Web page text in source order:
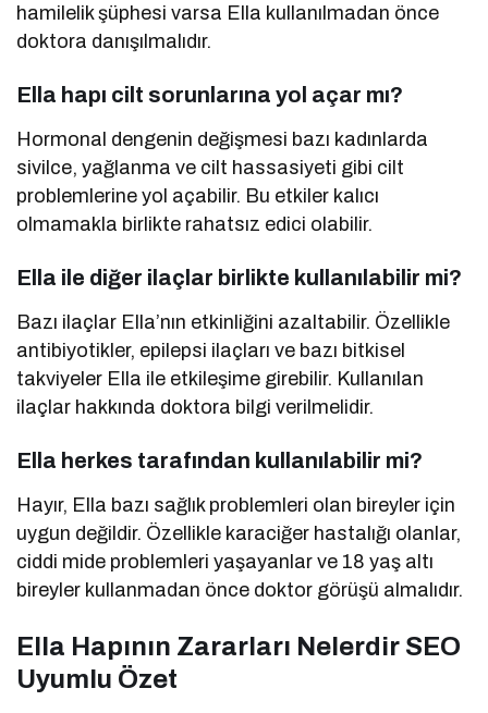
hamilelik şüphesi varsa Ella kullanılmadan önce
doktora danışılmalıdır.
Ella hapı cilt sorunlarına yol açar mı?
Hormonal dengenin değişmesi bazı kadınlarda
sivilce, yağlanma ve cilt hassasiyeti gibi cilt
problemlerine yol açabilir. Bu etkiler kalıcı
olmamakla birlikte rahatsız edici olabilir.
Ella ile diğer ilaçlar birlikte kullanılabilir mi?
Bazı ilaçlar Ella’nın etkinliğini azaltabilir. Özellikle
antibiyotikler, epilepsi ilaçları ve bazı bitkisel
takviyeler Ella ile etkileşime girebilir. Kullanılan
ilaçlar hakkında doktora bilgi verilmelidir.
Ella herkes tarafından kullanılabilir mi?
Hayır, Ella bazı sağlık problemleri olan bireyler için
uygun değildir. Özellikle karaciğer hastalığı olanlar,
ciddi mide problemleri yaşayanlar ve 18 yaş altı
bireyler kullanmadan önce doktor görüşü almalıdır.
Ella Hapının Zararları Nelerdir SEO
Uyumlu Özet